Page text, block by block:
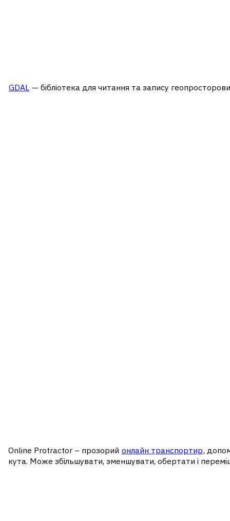
GDAL — бібліотека для читання та запису
Online Protractor – прозорий онлайн транспортир,
кута. Може збільшувати, зменшувати, обертати і